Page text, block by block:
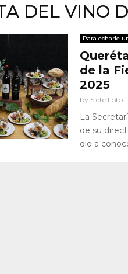
DEL VINO
Para echarle
de la
2025
by Siete Foto
La
de su
dio a